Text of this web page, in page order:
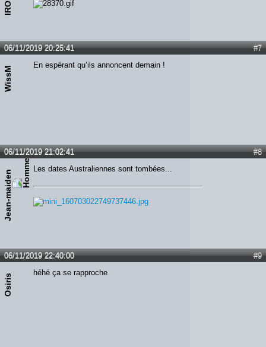
#7
06/11/2019 20:25:41
WissM
En espérant qu’ils annoncent demain !
#8
06/11/2019 21:02:41
Jean-maiden
Les dates Australiennes sont tombées...
#9
06/11/2019 22:40:00
Osiris
héhé ça se rapproche